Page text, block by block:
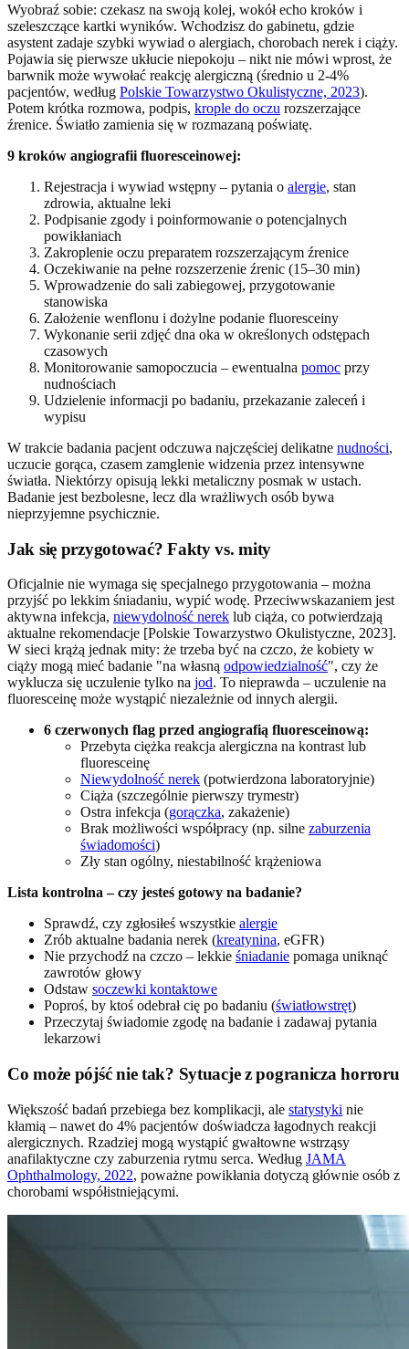
Wyobraź sobie: czekasz na swoją kolej, wokół echo kroków i
szeleszczące kartki wyników. Wchodzisz do gabinetu, gdzie
asystent zadaje szybki wywiad o alergiach, chorobach nerek i ciąży.
Pojawia się pierwsze ukłucie niepokoju – nikt nie mówi wprost, że
barwnik może wywołać reakcję alergiczną (średnio u 2-4%
pacjentów, według Polskie Towarzystwo Okulistyczne, 2023).
Potem krótka rozmowa, podpis, krople do oczu rozszerzające
źrenice. Światło zamienia się w rozmazaną poświatę.
9 kroków angiografii fluoresceinowej:
Rejestracja i wywiad wstępny – pytania o alergie, stan
zdrowia, aktualne leki
Podpisanie zgody i poinformowanie o potencjalnych
powikłaniach
Zakroplenie oczu preparatem rozszerzającym źrenice
Oczekiwanie na pełne rozszerzenie źrenic (15–30 min)
Wprowadzenie do sali zabiegowej, przygotowanie
stanowiska
Założenie wenflonu i dożylne podanie fluoresceiny
Wykonanie serii zdjęć dna oka w określonych odstępach
czasowych
Monitorowanie samopoczucia – ewentualna pomoc przy
nudnościach
Udzielenie informacji po badaniu, przekazanie zaleceń i
wypisu
W trakcie badania pacjent odczuwa najczęściej delikatne nudności,
uczucie gorąca, czasem zamglenie widzenia przez intensywne
światła. Niektórzy opisują lekki metaliczny posmak w ustach.
Badanie jest bezbolesne, lecz dla wrażliwych osób bywa
nieprzyjemne psychicznie.
Jak się przygotować? Fakty vs. mity
Oficjalnie nie wymaga się specjalnego przygotowania – można
przyjść po lekkim śniadaniu, wypić wodę. Przeciwwskazaniem jest
aktywna infekcja, niewydolność nerek lub ciąża, co potwierdzają
aktualne rekomendacje [Polskie Towarzystwo Okulistyczne, 2023].
W sieci krążą jednak mity: że trzeba być na czczo, że kobiety w
ciąży mogą mieć badanie "na własną odpowiedzialność", czy że
wyklucza się uczulenie tylko na jod. To nieprawda – uczulenie na
fluoresceinę może wystąpić niezależnie od innych alergii.
6 czerwonych flag przed angiografią fluoresceinową:
Przebyta ciężka reakcja alergiczna na kontrast lub
fluoresceinę
Niewydolność nerek (potwierdzona laboratoryjnie)
Ciąża (szczególnie pierwszy trymestr)
Ostra infekcja (gorączka, zakażenie)
Brak możliwości współpracy (np. silne zaburzenia
świadomości)
Zły stan ogólny, niestabilność krążeniowa
Lista kontrolna – czy jesteś gotowy na badanie?
Sprawdź, czy zgłosiłeś wszystkie alergie
Zrób aktualne badania nerek (kreatynina, eGFR)
Nie przychodź na czczo – lekkie śniadanie pomaga uniknąć
zawrotów głowy
Odstaw soczewki kontaktowe
Poproś, by ktoś odebrał cię po badaniu (światłowstręt)
Przeczytaj świadomie zgodę na badanie i zadawaj pytania
lekarzowi
Co może pójść nie tak? Sytuacje z pogranicza horroru
Większość badań przebiega bez komplikacji, ale statystyki nie
kłamią – nawet do 4% pacjentów doświadcza łagodnych reakcji
alergicznych. Rzadziej mogą wystąpić gwałtowne wstrząsy
anafilaktyczne czy zaburzenia rytmu serca. Według JAMA
Ophthalmology, 2022, poważne powikłania dotyczą głównie osób z
chorobami współistniejącymi.